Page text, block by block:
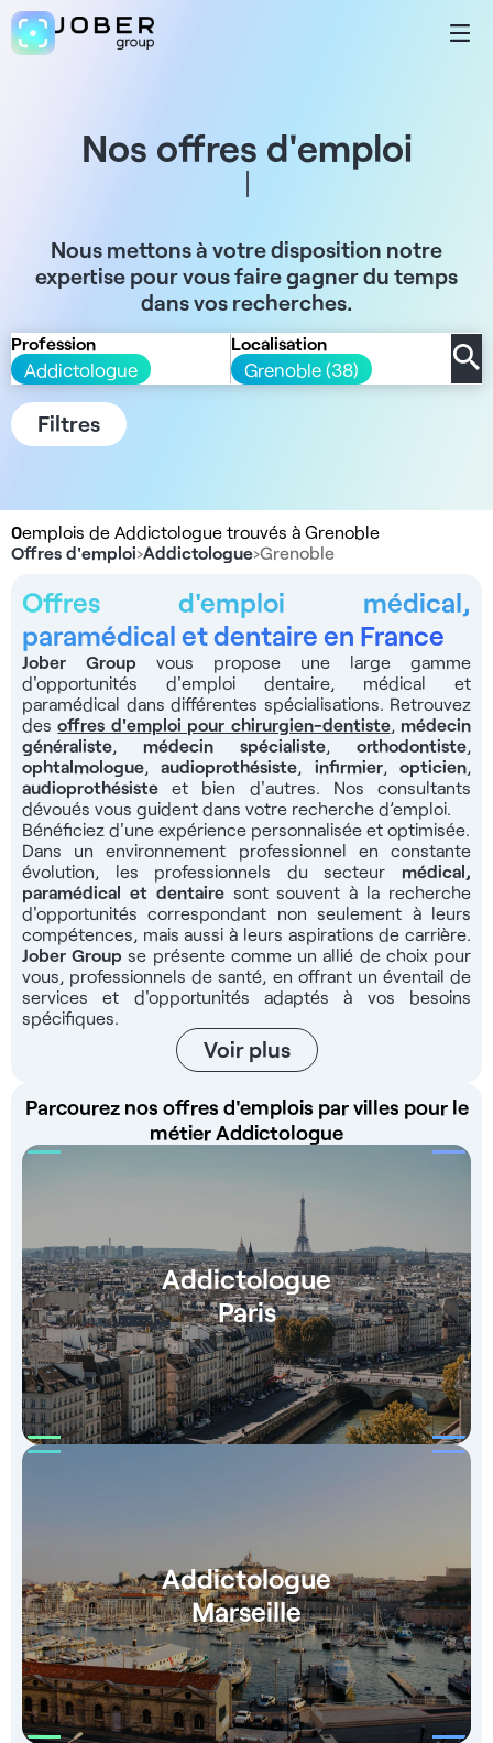
Nos offres d'emploi
Nous mettons à votre disposition notre
expertise pour vous faire gagner du temps
dans vos recherches.
Profession
Addictologue
Localisation
Grenoble (38)
Filtres
0emplois de Addictologue trouvés à Grenoble
Offres d'emploi›Addictologue›Grenoble
Offres d'emploi médical,
paramédical et dentaire en France
Jober Group vous propose une large gamme
d'opportunités d'emploi dentaire, médical et
paramédical dans différentes spécialisations. Retrouvez
desoffres d'emploi pour chirurgien-dentiste,médecin
généraliste, médecin spécialiste, orthodontiste,
ophtalmologue,audioprothésiste, infirmier,opticien,
audioprothésiste et bien d'autres. Nos consultants
dévoués vous guident dans votre recherche d’emploi.
Bénéficiez d'une expérience personnalisée et optimisée.
Dans un environnement professionnel en constante
évolution, les professionnels du secteur médical,
paramédical et dentairesont souvent à la recherche
d'opportunités correspondant non seulement à leurs
compétences, mais aussi à leurs aspirations de carrière.
Jober Group se présente comme un allié de choix pour
vous, professionnels de santé, en offrant un éventail de
services et d'opportunités adaptés à vos besoins
spécifiques.
Voir plus
Parcourez nos offres d'emplois par villes pour le
métier Addictologue
Addictologue
Paris
Addictologue
Marseille